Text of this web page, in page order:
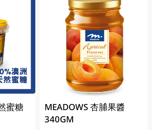
蜜糖
MEADOWS 杏脯果醬
340GM